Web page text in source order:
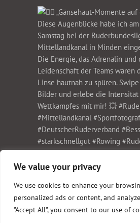
We value your privacy
We use cookies to enhance your
personalized ads or content, and
"Accept All", you consent to our use of